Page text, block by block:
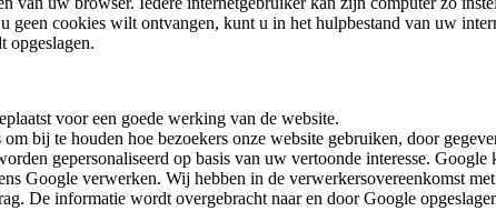
geen cookies wilt ontvangen, kunt u in het hulpbestand van uw
opgeslagen.
voor een goede werking van de website.
bij te houden hoe bezoekers onze website gebruiken, door
gepersonaliseerd op basis van uw vertoonde interesse.
Google verwerken. Wij hebben in de verwerkersovereenkomst
De informatie wordt overgebracht naar en door Google